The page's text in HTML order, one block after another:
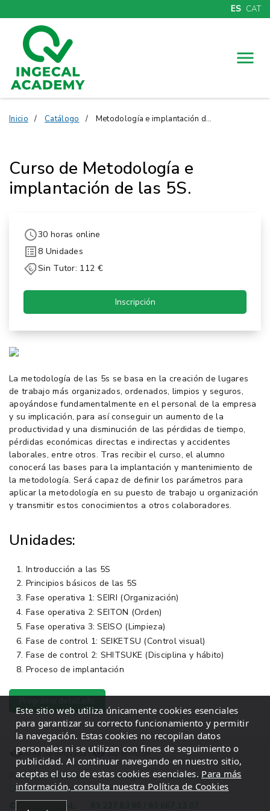
ES CAT
Menú
Inicio Catálogo Metodología e implantación de las 5S.
Curso de Metodología e
implantación de las 5S.
30 horas online
8 Unidades
Sin Tutor: 112 €
Inscripción
La metodología de las 5s se basa en la creación de lugares
de trabajo más organizados, ordenados, limpios y seguros,
apoyándose fundamentalmente en el personal de la empresa
y su implicación, para así conseguir un aumento de la
productividad y una disminución de las pérdidas de tiempo,
pérdidas económicas directas e indirectas y accidentes
laborales, entre otros. Tras recibir el curso, el alumno
conocerá las bases para la implantación y mantenimiento de
la metodología. Será capaz de definir los parámetros para
aplicar la metodología en su puesto de trabajo u organización
y transmitir estos conocimientos a otros colaboradores.
Unidades:
Introducción a las 5S
Principios básicos de las 5S
Fase operativa 1: SEIRI (Organización)
Fase operativa 2: SEITON (Orden)
Fase operativa 3: SEISO (Limpieza)
Fase de control 1: SEIKETSU (Control visual)
Fase de control 2: SHITSUKE (Disciplina y hábito)
Proceso de implantación
Política de Privacidad · Aviso legal · Política de cookies ·
Condiciones de contratación
Área de empresas Supervisión
Este sitio web utiliza únicamente cookies esenciales
para garantizar su correcto funcionamiento y permitir
la navegación. Estas cookies no recopilan datos
personales ni se utilizan con fines de seguimiento o
publicidad. Al continuar navegando en nuestro sitio,
aceptas el uso de estas cookies esenciales. Para más
información, consulta nuestra Política de Cookies